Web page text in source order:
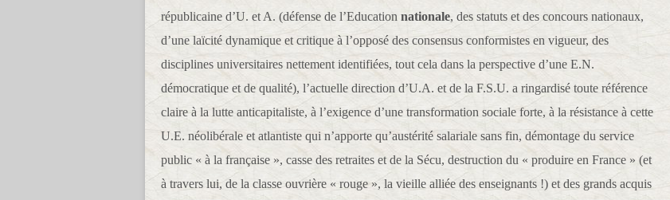
républicaine d’U. et A. (défense de l’Education nationale, des statuts et des concours nationaux,
d’une laïcité dynamique et critique à l’opposé des consensus conformistes en vigueur, des
disciplines universitaires nettement identifiées, tout cela dans la perspective d’une E.N.
démocratique et de qualité), l’actuelle direction d’U.A. et de la F.S.U. a ringardisé toute référence
claire à la lutte anticapitaliste, à l’exigence d’une transformation sociale forte, à la résistance à cette
U.E. néolibérale et atlantiste qui n’apporte qu’austérité salariale sans fin, démontage du service
public « à la française », casse des retraites et de la Sécu, destruction du « produire en France » (et
à travers lui, de la classe ouvrière « rouge », la vieille alliée des enseignants !) et des grands acquis